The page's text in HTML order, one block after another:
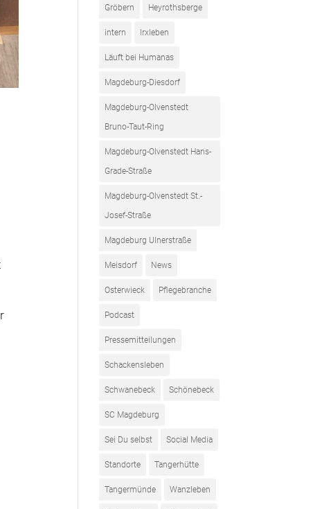
Gröbern Heyrothsberge
intern Irxleben
Läuft bei Humanas
Magdeburg-Diesdorf
Magdeburg-Olvenstedt
Bruno-Taut-Ring
Magdeburg-Olvenstedt Hans-
Grade-Straße
Magdeburg-Olvenstedt St.-
Josef-Straße
Magdeburg Ulnerstraße
Meisdorf News
Osterwieck Pflegebranche
Podcast
Pressemitteilungen
Schackensleben
Schwanebeck Schönebeck
SC Magdeburg
Sei Du selbst Social Media
Standorte Tangerhütte
Tangermünde Wanzleben